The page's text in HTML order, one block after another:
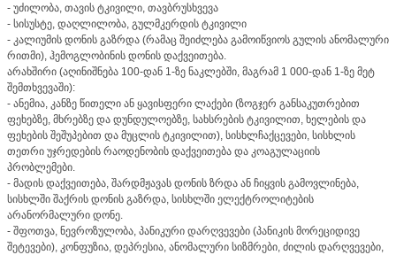
- უძილობა, თავის ტკივილი, თავბრუსხვევა
- სისუსტე, დაღლილობა, გულმკერდის ტკივილი
- კალიუმის დონის გაზრდა (რამაც შეიძლება გამოიწვიოს გულის ანომალური
რითმი), ჰემოგლობინის დონის დაქვეითება.
არახშირი (აღინიშნება 100-დან 1-ზე ნაკლებში, მაგრამ 1 000-დან 1-ზე მეტ
შემთხვევაში):
- ანემია, კანზე წითელი ან ყავისფერი ლაქები (ზოგჯერ განსაკუთრებით
ფეხებზე, მხრებზე და დუნდულოებზე, სახსრების ტკივილით, ხელების და
ფეხების შეშუპებით და მუცლის ტკივილით), სისხლჩაქცევები, სისხლის
თეთრი უჯრედების რაოდენობის დაქვეითება და კოაგულაციის
პრობლემები.
- მადის დაქვეითება, შარდმჟავას დონის ზრდა ან ჩიყვის გამოვლინება,
სისხლში შაქრის დონის გაზრდა, სისხლში ელექტროლიტების
არანორმალური დონე.
- შფოთვა, ნევროზულობა, პანიკური დარღვევები (პანიკის მორეციდივე
შეტევები), კონფუზია, დეპრესია, ანომალური სიზმრები, ძილის დარღვევები,